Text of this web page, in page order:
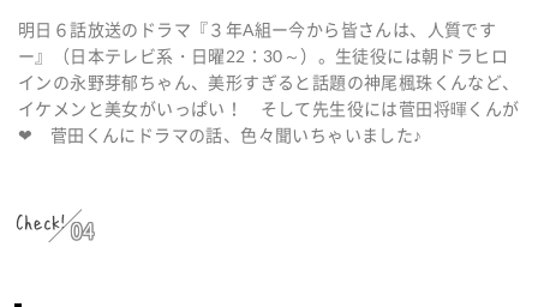
明日６話放送のドラマ『３年A組ー今から皆さんは、人質です
ー』（日本テレビ系・日曜22：30～）。生徒役には朝ドラヒロ
インの永野芽郁ちゃん、美形すぎると話題の神尾楓珠くんなど、
イケメンと美女がいっぱい！ そして先生役には菅田将暉くんが
❤ 菅田くんにドラマの話、色々聞いちゃいました♪
Check! 04